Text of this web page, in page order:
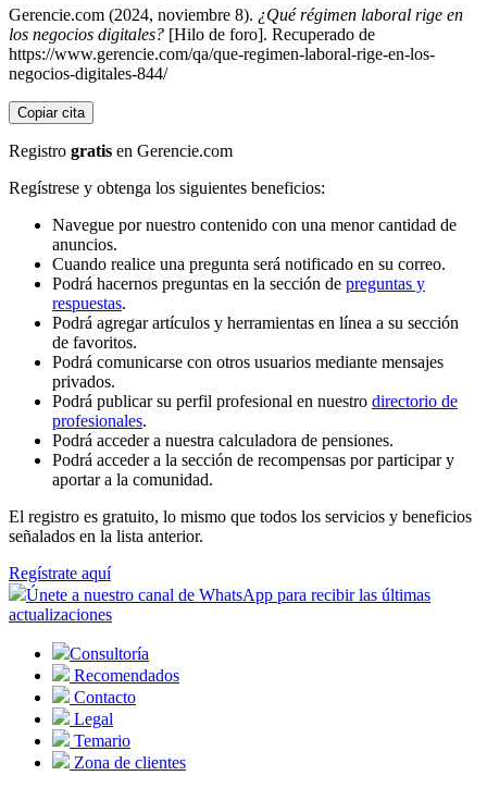
Gerencie.com (2024, noviembre 8). ¿Qué régimen laboral rige en
los negocios digitales? [Hilo de foro]. Recuperado de
https://www.gerencie.com/qa/que-regimen-laboral-rige-en-los-
negocios-digitales-844/
Copiar cita
Registro gratis en Gerencie.com
Regístrese y obtenga los siguientes beneficios:
Navegue por nuestro contenido con una menor cantidad de
anuncios.
Cuando realice una pregunta será notificado en su correo.
Podrá hacernos preguntas en la sección de preguntas y
respuestas.
Podrá agregar artículos y herramientas en línea a su sección
de favoritos.
Podrá comunicarse con otros usuarios mediante mensajes
privados.
Podrá publicar su perfil profesional en nuestro directorio de
profesionales.
Podrá acceder a nuestra calculadora de pensiones.
Podrá acceder a la sección de recompensas por participar y
aportar a la comunidad.
El registro es gratuito, lo mismo que todos los servicios y beneficios
señalados en la lista anterior.
Regístrate aquí
Únete a nuestro canal de WhatsApp para recibir las últimas
actualizaciones
Consultoría
Recomendados
Contacto
Legal
Temario
Zona de clientes